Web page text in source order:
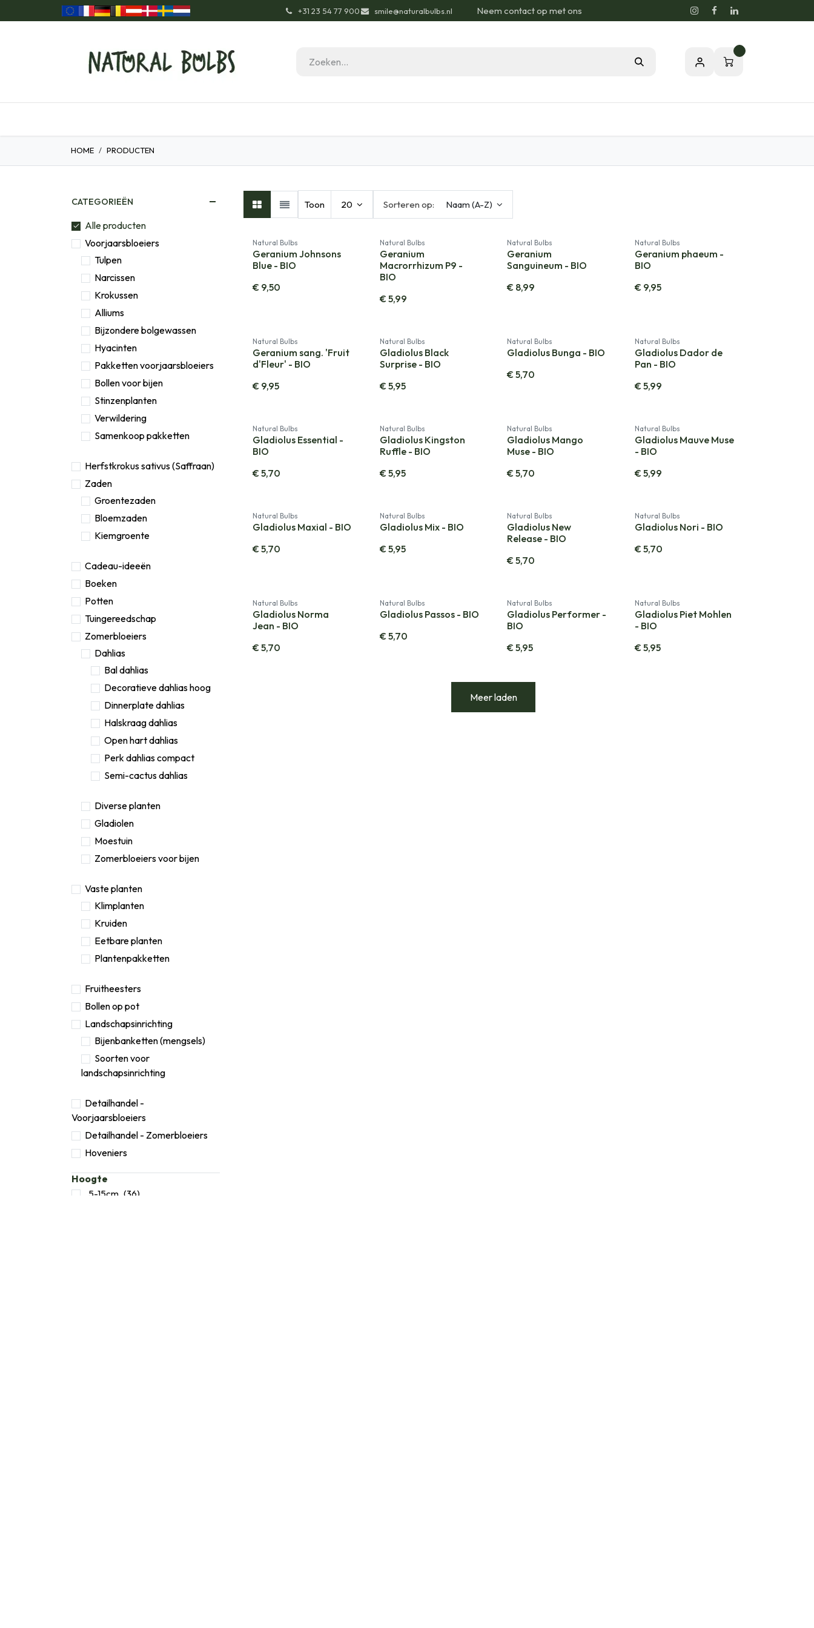
Overslaan naar inhoud ͏+31 23 54 77 900 smile@naturalbulbs.nl Neem contact op met ons
HOME PRODUCTEN
CATEGORIEËN
Alle producten
Voorjaarsbloeiers
Tulpen
Narcissen
Krokussen
Alliums
Bijzondere bolgewassen
Hyacinten
Pakketten voorjaarsbloeiers
Bollen voor bijen
Stinzenplanten
Verwildering
Samenkoop pakketten
Herfstkrokus sativus (Saffraan)
Zaden
Groentezaden
Bloemzaden
Kiemgroente
Cadeau-ideeën
Boeken
Potten
Tuingereedschap
Zomerbloeiers
Dahlias
Bal dahlias
Decoratieve dahlias hoog
Dinnerplate dahlias
Halskraag dahlias
Open hart dahlias
Perk dahlias compact
Semi-cactus dahlias
Diverse planten
Gladiolen
Moestuin
Zomerbloeiers voor bijen
Vaste planten
Klimplanten
Kruiden
Eetbare planten
Plantenpakketten
Fruitheesters
Bollen op pot
Landschapsinrichting
Bijenbanketten (mengsels)
Soorten voor
landschapsinrichting
Detailhandel -
Voorjaarsbloeiers
Detailhandel - Zomerbloeiers
Hoveniers
Hoogte
5-15cm (36)
Sorteren op: Naam (A-Z)
Toon 20
Natural Bulbs
Geranium Johnsons
Blue - BIO
€ 9,50
Natural Bulbs
Geranium
Macrorrhizum P9 -
BIO
€5,99
Natural Bulbs
Geranium
Sanguineum - BIO
€ 8,99
Natural Bulbs
Geranium phaeum -
BIO
€ 9,95
Natural Bulbs
Geranium sang. 'Fruit
d'Fleur' - BIO
€ 9,95
Natural Bulbs
Gladiolus Black
Surprise - BIO
€5,95
Natural Bulbs
Gladiolus Bunga - BIO
€5,70
Natural Bulbs
Gladiolus Dador de
Pan - BIO
€5,99
Natural Bulbs
Gladiolus Essential -
BIO
€5,70
Natural Bulbs
Gladiolus Kingston
Ruffle - BIO
€5,95
Natural Bulbs
Gladiolus Mango
Muse - BIO
€5,70
Natural Bulbs
Gladiolus Mauve Muse
- BIO
€5,99
Natural Bulbs
Gladiolus Maxial - BIO
€5,70
Natural Bulbs
Gladiolus Mix - BIO
€5,95
Natural Bulbs
Gladiolus New
Release - BIO
€5,70
Natural Bulbs
Gladiolus Nori - BIO
€5,70
Natural Bulbs
Gladiolus Norma
Jean - BIO
€5,70
Natural Bulbs
Gladiolus Passos - BIO
€5,70
Natural Bulbs
Gladiolus Performer -
BIO
€5,95
Natural Bulbs
Gladiolus Piet Mohlen
- BIO
€5,95
Meer laden